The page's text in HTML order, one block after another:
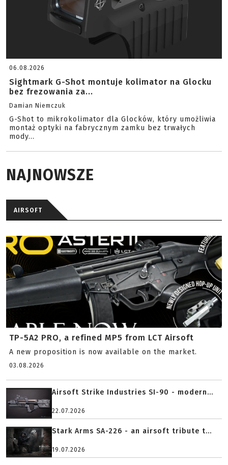
06.08.2026
Sightmark G-Shot montuje kolimator na Glocku
bez frezowania za...
Damian Niemczuk
G-Shot to mikrokolimator dla Glocków, który umożliwia
montaż optyki na fabrycznym zamku bez trwałych
mody...
NAJNOWSZE
AIRSOFT
TP-5A2 PRO, a refined MP5 from LCT Airsoft
A new proposition is now available on the market.
03.08.2026
Airsoft Strike Industries SI-90 - modern...
22.07.2026
Stark Arms SA-226 - an airsoft tribute t...
19.07.2026